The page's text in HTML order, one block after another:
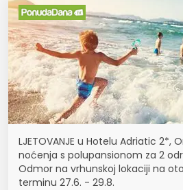
LJETOVANJE u Hotelu Adriatic 2*,
noćenja s polupansionom za 2
Odmor na vrhunskoj lokaciji na
terminu 27.6. - 29.8.